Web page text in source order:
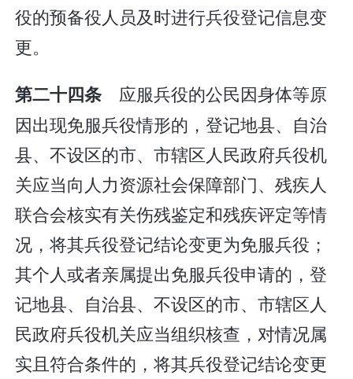
役的预备役人员及时进行兵役登记信息变
更。
第二十四条 应服兵役的公民因身体等原
因出现免服兵役情形的，登记地县、自治
县、不设区的市、市辖区人民政府兵役机
关应当向人力资源社会保障部门、残疾人
联合会核实有关伤残鉴定和残疾评定等情
况，将其兵役登记结论变更为免服兵役；
其个人或者亲属提出免服兵役申请的，登
记地县、自治县、不设区的市、市辖区人
民政府兵役机关应当组织核查，对情况属
实且符合条件的，将其兵役登记结论变更